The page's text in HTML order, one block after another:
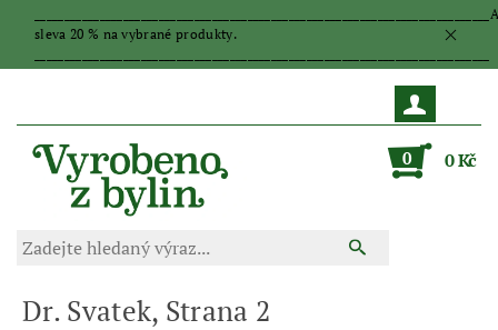
sleva 20 % na vybrané produkty.
0 0 Kč
Dr. Svatek, Strana 2